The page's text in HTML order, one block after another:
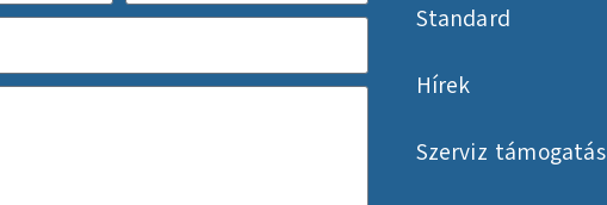
Standard
Hírek
Szerviz támogatás